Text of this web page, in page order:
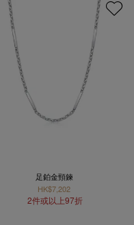
足鉑金頸鍊
HK$7,202
2件或以上97折